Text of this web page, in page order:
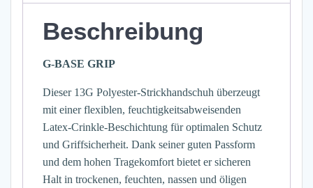
Beschreibung
G-BASE GRIP
Dieser 13G Polyester-Strickhandschuh überzeugt
mit einer flexiblen, feuchtigkeitsabweisenden
Latex-Crinkle-Beschichtung für optimalen Schutz
und Griffsicherheit. Dank seiner guten Passform
und dem hohen Tragekomfort bietet er sicheren
Halt in trockenen, feuchten, nassen und öligen